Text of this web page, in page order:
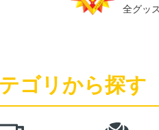
全グッ
ゴリから探す